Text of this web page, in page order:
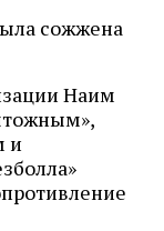
сожжена
Наим
и